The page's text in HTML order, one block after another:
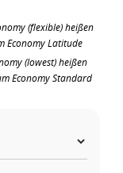
(flexible) heißen
Economy Latitude
(lowest) heißen
Economy Standard